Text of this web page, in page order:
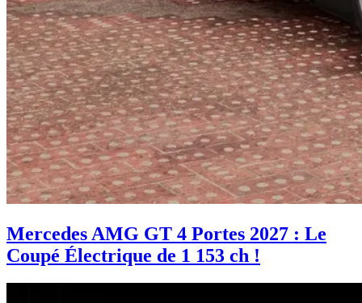
Mercedes AMG GT 4 Portes 2027 : Le
Coupé Électrique de 1 153 ch !